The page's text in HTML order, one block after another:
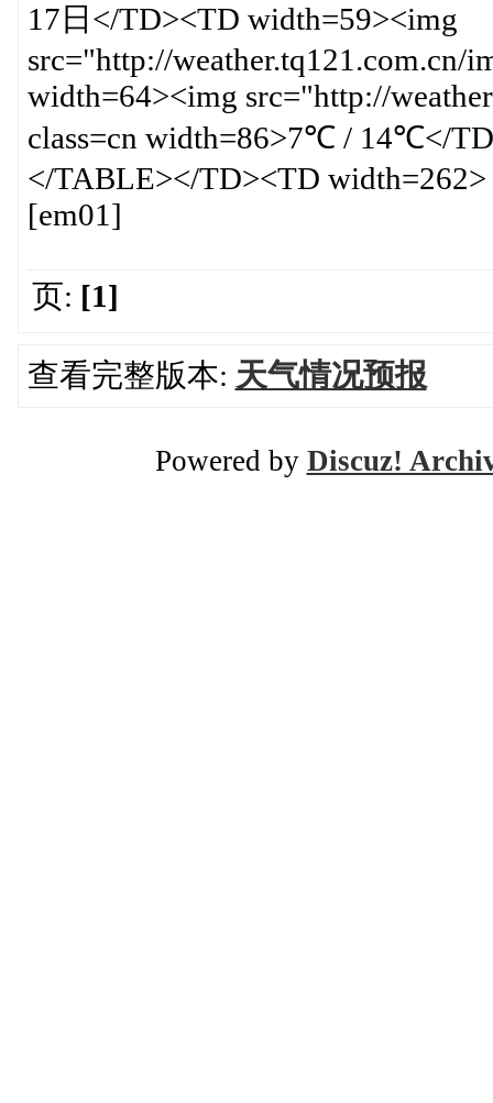
17日</TD><TD width=59><img
src="http://
width=64><img src="http://
class=cn width=86>7℃ / 14℃</
</TABLE></TD><TD
[em01]
页: [1]
查看完整版本: 天气情况预报
Powered by Discuz!